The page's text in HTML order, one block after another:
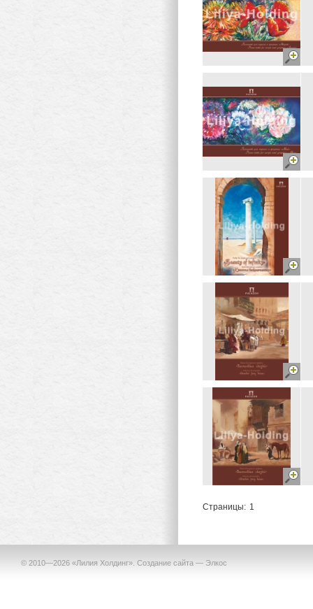
Страницы: 1
© 2010—2026 «Лилия Холдинг». Создание сайта — Элкос